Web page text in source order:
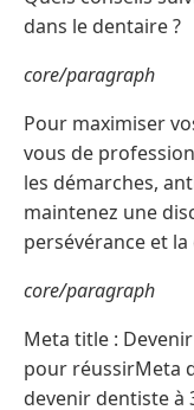
dans le dentaire ?
core/paragraph
Pour maximiser
vous de
les démarches,
maintenez une
persévérance et
core/paragraph
Meta title :
pour réussirMeta
devenir dentiste à